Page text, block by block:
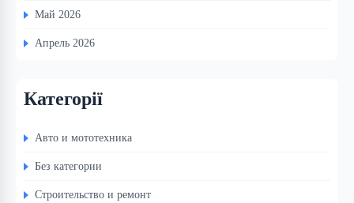
Май 2026
Апрель 2026
Категорії
Авто и мототехника
Без категории
Строительство и ремонт